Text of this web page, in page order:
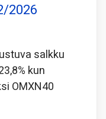
2026
salkku
kun
OMXN40